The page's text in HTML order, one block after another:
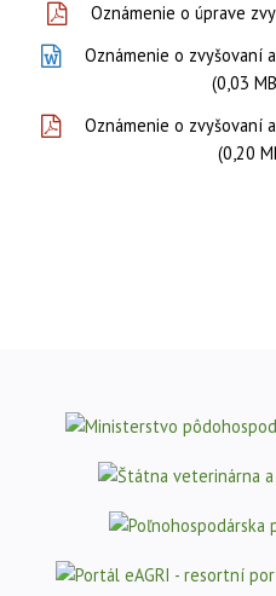
Oznámenie o úprave
Oznámenie o zvyšovaní
(0,03
Oznámenie o zvyšovaní
(0,20